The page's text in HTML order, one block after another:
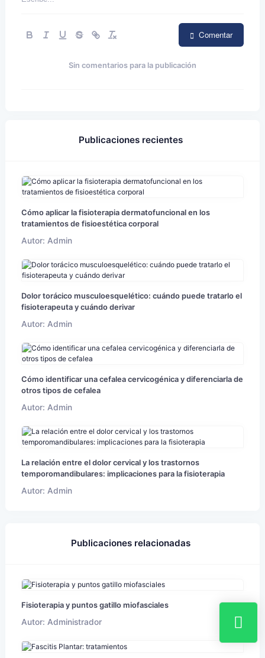
Comentar
Sin comentarios para la publicación
Publicaciones recientes
Cómo aplicar la fisioterapia dermatofuncional en los
tratamientos de fisioestética corporal
Autor: Admin
Dolor torácico musculoesquelético: cuándo puede tratarlo el
fisioterapeuta y cuándo derivar
Autor: Admin
Cómo identificar una cefalea cervicogénica y diferenciarla de
otros tipos de cefalea
Autor: Admin
La relación entre el dolor cervical y los trastornos
temporomandibulares: implicaciones para la fisioterapia
Autor: Admin
Publicaciones relacionadas
Fisioterapia y puntos gatillo miofasciales
Autor: Administrador